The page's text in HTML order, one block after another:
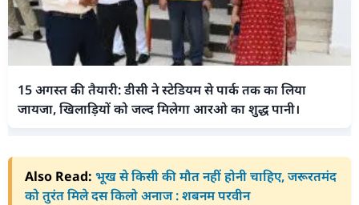
15 अगस्त की तैयारी: डीसी ने स्टेडियम से पार्क तक का लिया
जायजा, खिलाड़ियों को जल्द मिलेगा आरओ का शुद्ध पानी।
Also Read: भूख से किसी की मौत नहीं होनी चाहिए, जरूरतमंद
को तुरंत मिले दस किलो अनाज : शबनम परवीन